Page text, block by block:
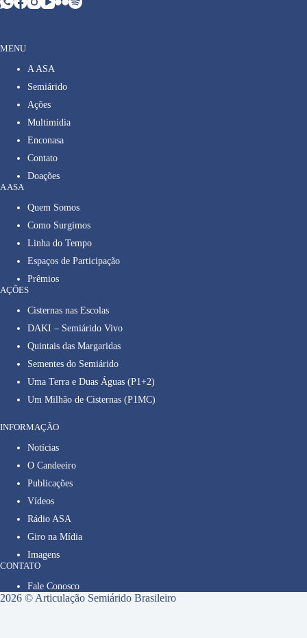
MENU
A ASA
Semiárido
Ações
Multimídia
Enconasa
Contato
Doações
A ASA
Quem Somos
Como Surgimos
Linha do Tempo
Espaços de Participação
Prêmios
AÇÕES
Cisternas nas Escolas
DAKI – Semiárido Vivo
Quintais das Margaridas
Sementes do Semiárido
Uma Terra e Duas Águas (P1+2)
Um Milhão de Cisternas (P1MC)
INFORMAÇÃO
Notícias
O Candeeiro
Publicações
Vídeos
Rádio ASA
Giro na Mídia
Imagens
CONTATO
Fale Conosco
2026 © Articulação Semiárido Brasileiro